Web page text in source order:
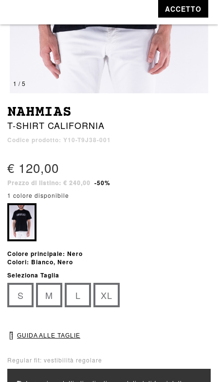
1 / 5
NAHMIAS
T-SHIRT CALIFORNIA
Codice prodotto: Y10-T9J38-001
€ 120,00
Prezzo di listino: € 240,00 -50%
1 colore disponibile
Colore principale: Nero
Colori: Bianco, Nero
Seleziona Taglia
S M L XL
GUIDA ALLE TAGLIE
Regular fit: vestibilità regolare
ACCETTO